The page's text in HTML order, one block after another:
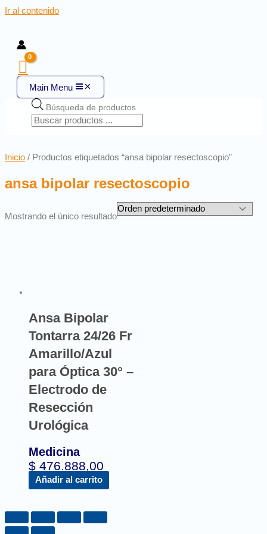
Ir al contenido
Main Menu
Búsqueda de productos
Inicio / Productos etiquetados “ansa bipolar resectoscopio”
ansa bipolar resectoscopio
Mostrando el único resultado
Ansa Bipolar
Tontarra 24/26 Fr
Amarillo/Azul
para Óptica 30° –
Electrodo de
Resección
Urológica
Medicina
$ 476.888,00
Añadir al carrito